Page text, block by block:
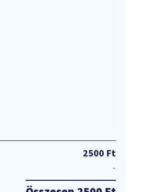
2500 Ft
-